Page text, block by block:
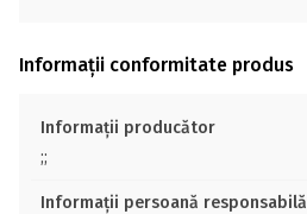
Informații conformitate produs
Informații producător
;;
Informații persoană responsabilă